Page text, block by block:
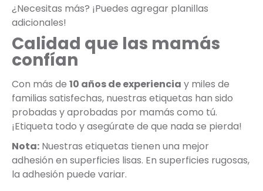
¿Necesitas más? ¡Puedes agregar planillas
adicionales!
Calidad que las mamás
confían
Con más de 10 años de experiencia y miles de
familias satisfechas, nuestras etiquetas han sido
probadas y aprobadas por mamás como tú.
¡Etiqueta todo y asegúrate de que nada se pierda!
Nota: Nuestras etiquetas tienen una mejor
adhesión en superficies lisas. En superficies rugosas,
la adhesión puede variar.